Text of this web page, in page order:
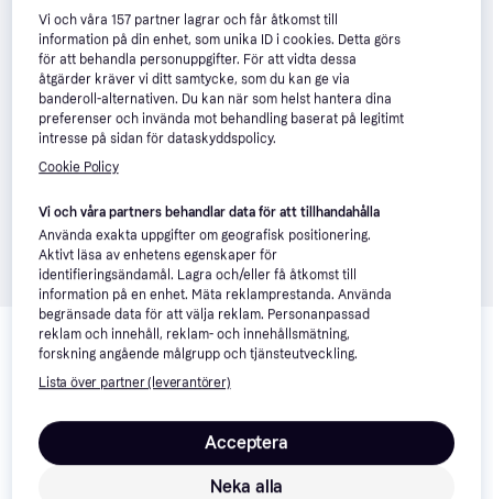
Relaterade produkter
Vi har plockat fram ett urval av produkter som kanske skulle
intressera dig. Visa alla
Trendande
Vi och våra157 partner lagrar och får åtkomst till
information på din enhet, som unika ID i cookies. Detta görs
för att behandla personuppgifter. För att vidta dessa
åtgärder kräver vi ditt samtycke, som du kan ge via
banderoll-alternativen. Du kan när som helst hantera dina
preferenser och invända mot behandling baserat på legitimt
intresse på sidan för dataskyddspolicy.
Cookie Policy
Vi och våra partners behandlar data för att tillhandahålla
Använda exakta uppgifter om geografisk positionering.
Aktivt läsa av enhetens egenskaper för
identifieringsändamål. Lagra och/eller få åtkomst till
information på en enhet. Mäta reklamprestanda. Använda
begränsade data för att välja reklam. Personanpassad
reklam och innehåll, reklam- och innehållsmätning,
forskning angående målgrupp och tjänsteutveckling.
Lista över partner (leverantörer)
Neka alla
Acceptera